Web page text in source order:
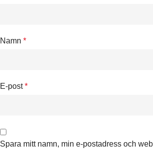
Namn *
E-post*
Spara mitt namn, min e-postadress och